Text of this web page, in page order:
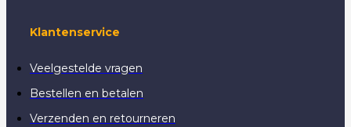
Klantenservice
Veelgestelde vragen
Bestellen en betalen
Verzenden en retourneren